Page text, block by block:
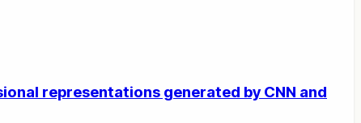
representations generated by CNN and